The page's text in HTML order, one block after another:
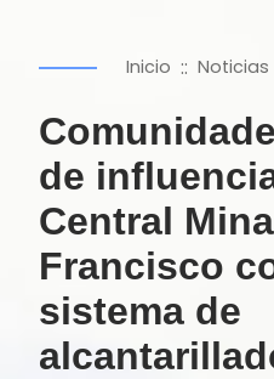
Inicio :: Noticias
de
Central
Francisco
sistema de